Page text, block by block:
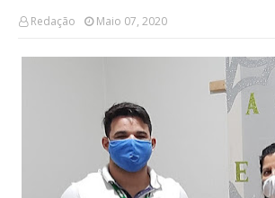
Redação Maio 07, 2020